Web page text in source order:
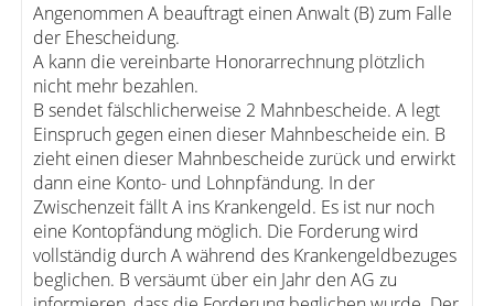
Angenommen A beauftragt einen Anwalt (B) zum Falle
der Ehescheidung.
A kann die vereinbarte Honorarrechnung plötzlich
nicht mehr bezahlen.
B sendet fälschlicherweise 2 Mahnbescheide. A legt
Einspruch gegen einen dieser Mahnbescheide ein. B
zieht einen dieser Mahnbescheide zurück und erwirkt
dann eine Konto- und Lohnpfändung. In der
Zwischenzeit fällt A ins Krankengeld. Es ist nur noch
eine Kontopfändung möglich. Die Forderung wird
vollständig durch A während des Krankengeldbezuges
beglichen. B versäumt über ein Jahr den AG zu